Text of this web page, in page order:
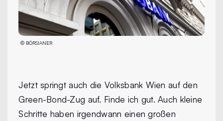
© BÖRSIANER
Jetzt springt auch die Volksbank Wien auf den
Green-Bond-Zug auf. Finde ich gut. Auch kleine
Schritte haben irgendwann einen großen